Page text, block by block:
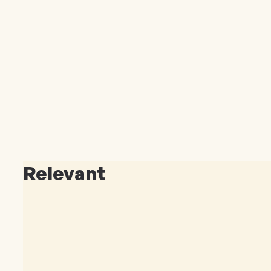
Relevant